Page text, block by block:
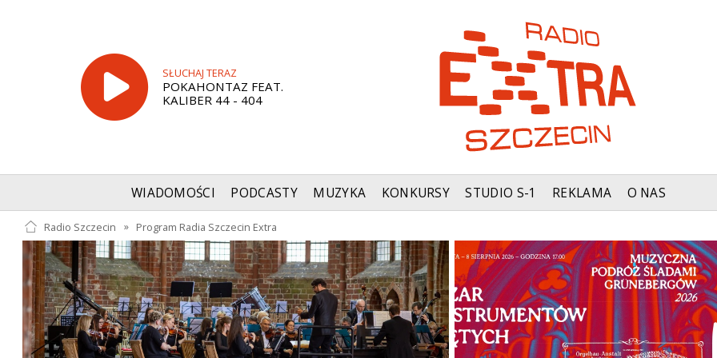
SŁUCHAJ TERAZ
POKAHONTAZ FEAT.
KALIBER 44 - 404
WIADOMOŚCI PODCASTY MUZYKA KONKURSY STUDIO S-1 REKLAMA O NAS
Radio Szczecin » Program Radia Szczecin Extra